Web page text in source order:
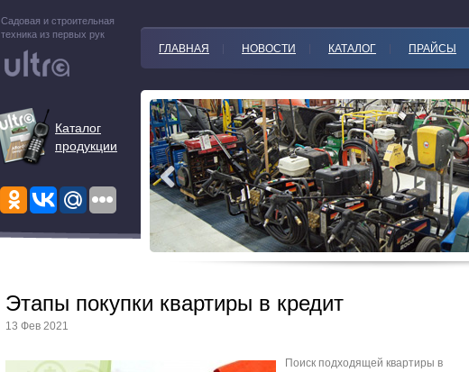
Садовая и строительная
техника из первых рук
Каталог
продукции
ГЛАВНАЯ НОВОСТИ КАТАЛОГ ПРАЙСЫ
Этапы покупки квартиры в кредит
13 Фев 2021
Поиск подходящей квартиры в